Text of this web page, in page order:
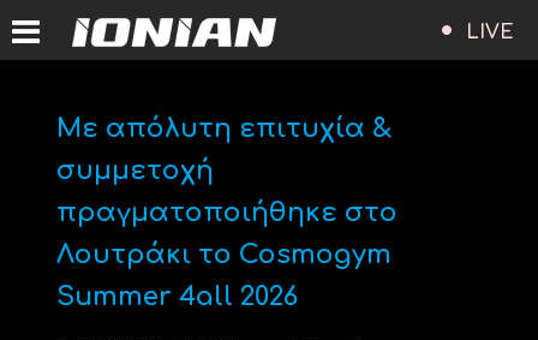
LIVE
Με απόλυτη επιτυχία &
συμμετοχή
πραγματοποιήθηκε στο
Λουτράκι το Cosmogym
Summer 4all 2026